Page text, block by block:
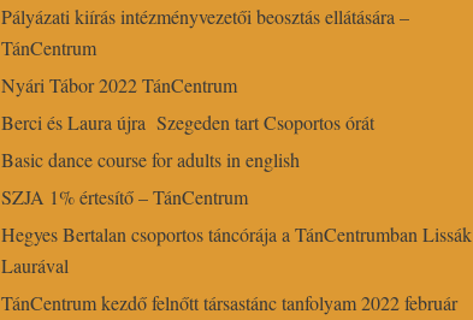
Pályázati kiírás intézményvezetői beosztás ellátására –
TánCentrum
Nyári Tábor 2022 TánCentrum
Berci és Laura újra Szegeden tart Csoportos órát
Basic dance course for adults in english
SZJA 1% értesítő – TánCentrum
Hegyes Bertalan csoportos táncórája a TánCentrumban Lissák
Laurával
TánCentrum kezdő felnőtt társastánc tanfolyam 2022 február